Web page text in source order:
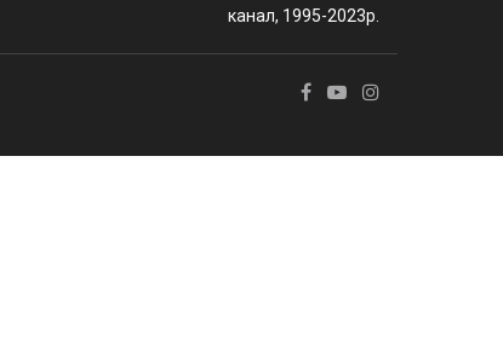
канал, 1995-2023р.